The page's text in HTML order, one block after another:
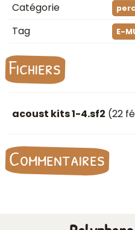
Catégorie
Tag E-
Fichiers
acoust kits 1-4.sf2 (22
Commentaires